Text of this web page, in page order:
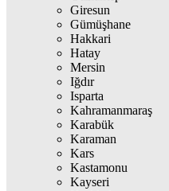
Giresun
Gümüşhane
Hakkari
Hatay
Mersin
Iğdır
Isparta
Kahramanmaraş
Karabük
Karaman
Kars
Kastamonu
Kayseri